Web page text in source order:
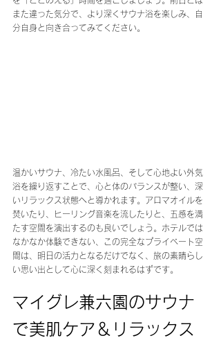
また違った気分で、より深くサウナ浴を楽しみ、自
分自身と向き合ってみてください。
温かいサウナ、冷たい水風呂、そして心地よい外気
浴を繰り返すことで、心と体のバランスが整い、深
いリラックス状態へと導かれます。アロマオイルを
焚いたり、ヒーリング音楽を流したりと、五感を満
たす空間を演出するのも良いでしょう。ホテルでは
なかなか体験できない、この完全なプライベート空
間は、明日の活力となるだけでなく、旅の素晴らし
い思い出として心に深く刻まれるはずです。
マイグレ兼六園のサウナ
で美肌ケア＆リラックス